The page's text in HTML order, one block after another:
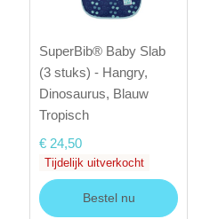
SuperBib® Baby Slab
(3 stuks) - Hangry,
Dinosaurus, Blauw
Tropisch
€ 24,50
Tijdelijk uitverkocht
Bestel nu